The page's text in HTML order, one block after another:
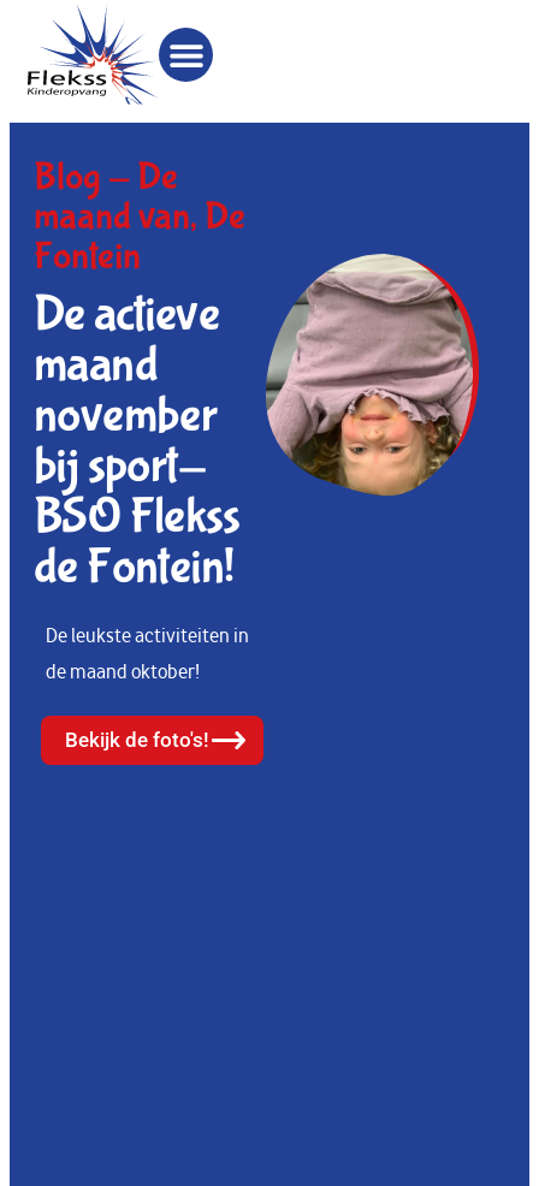
Blog -De
maand van, De
Fontein
De actieve
maand
november
bij sport-
BSO Flekss
de Fontein!
De leukste activiteiten in
de maand oktober!
Bekijk de foto's!